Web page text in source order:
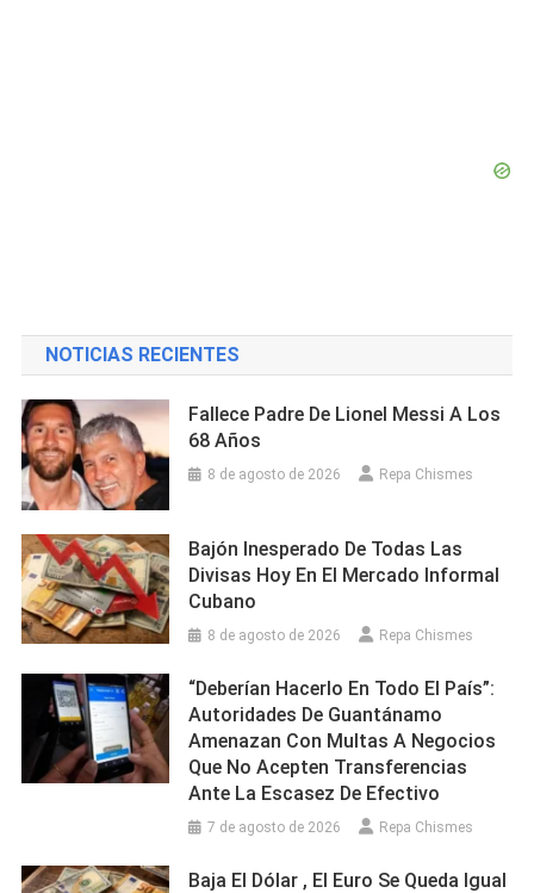
NOTICIAS RECIENTES
Fallece Padre De Lionel Messi A Los
68 Años
8 de agosto de 2026 Repa Chismes
Bajón Inesperado De Todas Las
Divisas Hoy En El Mercado Informal
Cubano
8 de agosto de 2026 Repa Chismes
“Deberían Hacerlo En Todo El País”:
Autoridades De Guantánamo
Amenazan Con Multas A Negocios
Que No Acepten Transferencias
Ante La Escasez De Efectivo
7 de agosto de 2026 Repa Chismes
Baja El Dólar , El Euro Se Queda Igual